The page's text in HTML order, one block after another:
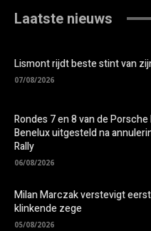
Laatste nieuws
Lismont rijdt beste stint van
07/08/2026
Rondes 7 en 8 van de
Benelux uitgesteld na
Rally
06/08/2026
Milan Marczak verstevigt
klinkende zege
05/08/2026